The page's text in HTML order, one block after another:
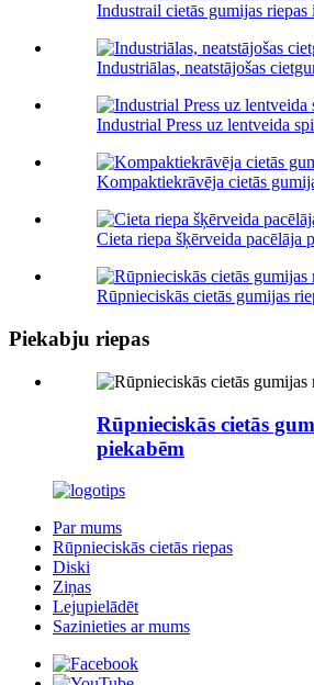
Industrail cietās gumijas riepas
Industriālas, neatstājošas
Industrial Press uz lentveida
Kompaktiekrāvēja cietās
Cieta riepa šķērveida pacēlāja
Rūpnieciskās cietās gumijas
Piekabju riepas
Rūpnieciskās cietās
piekabēm
Par mums
Rūpnieciskās cietās riepas
Diski
Ziņas
Lejupielādēt
Sazinieties ar mums